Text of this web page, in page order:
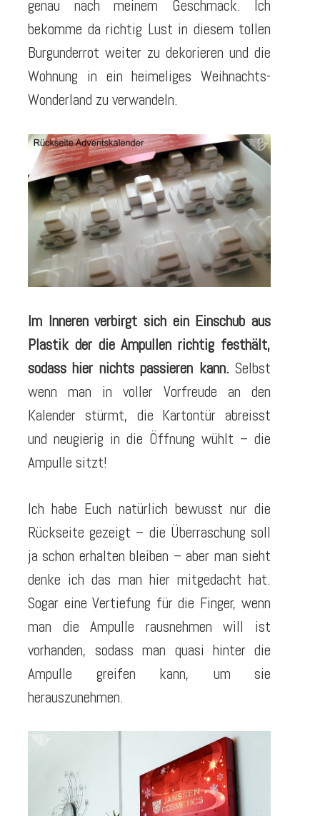
genau nach meinem Geschmack. Ich
bekomme da richtig Lust in diesem tollen
Burgunderrot weiter zu dekorieren und die
Wohnung in ein heimeliges Weihnachts-
Wonderland zu verwandeln.
Im Inneren verbirgt sich ein Einschub aus
Plastik der die Ampullen richtig festhält,
sodass hier nichts passieren kann. Selbst
wenn man in voller Vorfreude an den
Kalender stürmt, die Kartontür abreisst
und neugierig in die Öffnung wühlt – die
Ampulle sitzt!
Ich habe Euch natürlich bewusst nur die
Rückseite gezeigt – die Überraschung soll
ja schon erhalten bleiben – aber man sieht
denke ich das man hier mitgedacht hat.
Sogar eine Vertiefung für die Finger, wenn
man die Ampulle rausnehmen will ist
vorhanden, sodass man quasi hinter die
Ampulle greifen kann, um sie
herauszunehmen.